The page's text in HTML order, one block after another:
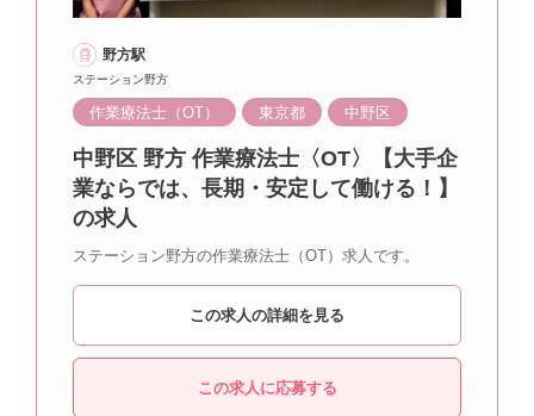
野方駅
ステーション野方
作業療法士（OT） 東京都 中野区
中野区 野方 作業療法士〈OT〉【大手企
業ならでは、長期・安定して働ける！】
の求人
ステーション野方の作業療法士（OT）求人です。
この求人の詳細を見る
この求人に応募する